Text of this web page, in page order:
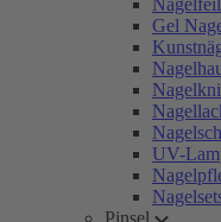
Gel
UV-
Pinsel